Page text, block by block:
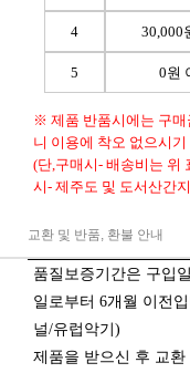
4 30,000
5 0원
※ 제품 반품시에는 구매
니 이용에 착오 없으시기
(단,구매시- 배송비는 위
시- 제주도 및 도서산간
교환 및 반품, 환불 안내
품질보증기간은 구입
일로부터 6개월 이전
널/유럽악기)
제품을 받으신 후 교